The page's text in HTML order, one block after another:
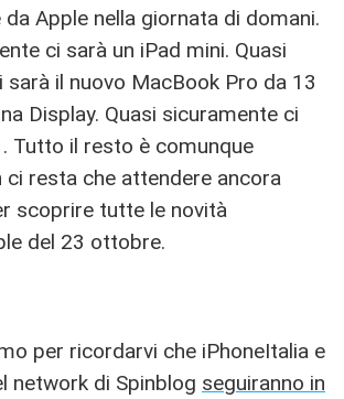
Apple nella giornata di domani.
ci sarà un iPad mini. Quasi
sarà il nuovo MacBook Pro da 13
Display. Quasi sicuramente ci
Tutto il resto è comunque
ci resta che attendere ancora
scoprire tutte le novità
del 23 ottobre.
per ricordarvi che iPhoneItalia e
network di Spinblog seguiranno in